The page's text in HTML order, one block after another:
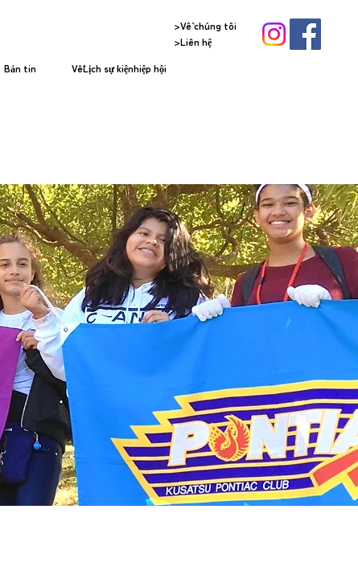
Bản tin VềLịch sự kiệnhiệp hội
>Về chúng tôi
>Liên hệ